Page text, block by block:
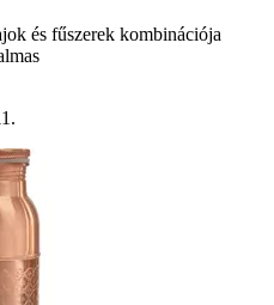
és fűszerek kombinációja